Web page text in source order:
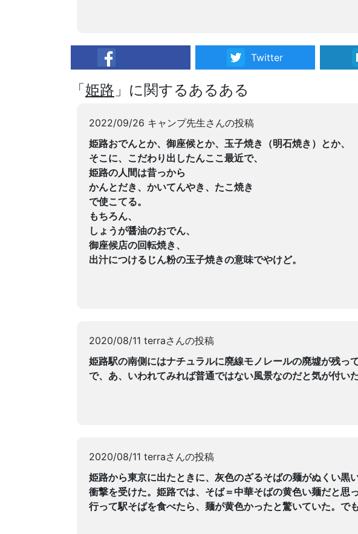
Twitter
「姫路 」に関するあるある
2022/09/26 キャンプ先生さんの投稿
姫路おでんとか、御座候とか、玉子焼き（明石焼き）とか、
そこに、こだわり出したんここ最近で、
姫路の人間は昔っから
かんとだき、かいてんやき、たこ焼き
で使こてる。
もちろん、
しょうが醤油のおでん、
御座候店の回転焼き、
出汁につけるじん粉の玉子焼きの意味でやけど。
2020/08/11 terraさんの投稿
姫路駅の南側にはナチュラルに廃線モノレールの廃墟が残っ
で、あ、いわれてみれば普通ではない風景なのだと気が付いた
2020/08/11 terraさんの投稿
姫路から東京に出たときに、灰色のざるそばの麺がぬくい黒
衝撃を受けた。姫路では、そば＝中華そばの黄色い麺だと思
行って駅そばを食べたら、麺が黄色かったと驚いていた。で